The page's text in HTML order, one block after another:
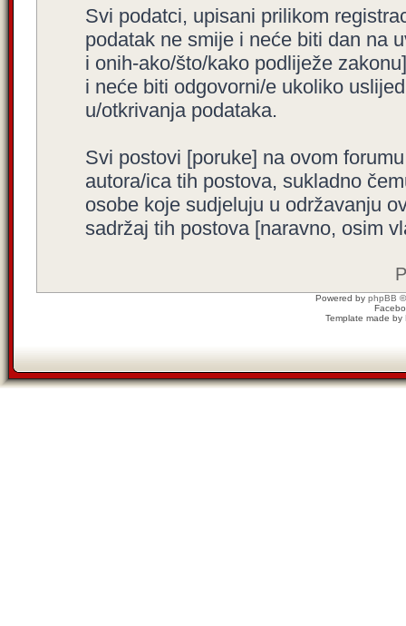
Svi podatci, upisani prilikom
podatak ne smije i neće biti dan na
i onih-ako/što/kako podliježe
i neće biti odgovorni/e ukoliko
u/otkrivanja podataka.
Svi postovi [poruke] na ovom
autora/ica tih postova, sukladno
osobe koje sudjeluju u održavanju
sadržaj tih postova [naravno, osim
Powered by phpBB
Template made by